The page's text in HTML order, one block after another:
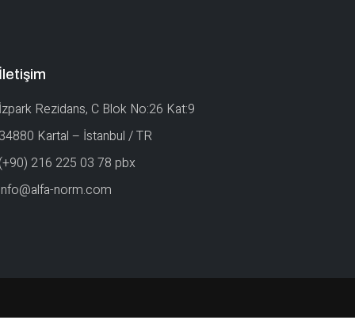
İletişim
İzpark Rezidans, C Blok No:26 Kat:9
34880 Kartal – İstanbul / TR
(+90) 216 225 03 78 pbx
info@alfa-norm.com